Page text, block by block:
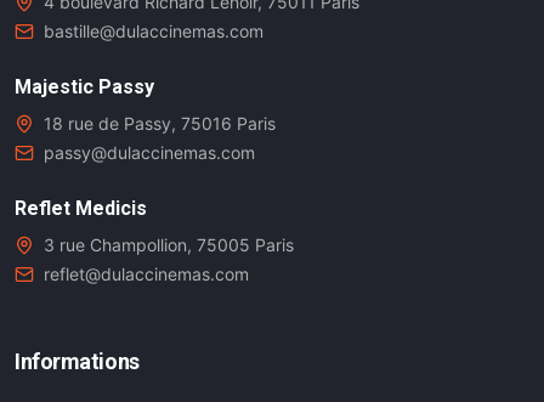
bastille@dulaccinemas.com
Majestic Passy
18 rue de Passy, 75016 Paris
passy@dulaccinemas.com
Reflet Medicis
3 rue Champollion, 75005 Paris
reflet@dulaccinemas.com
Informations